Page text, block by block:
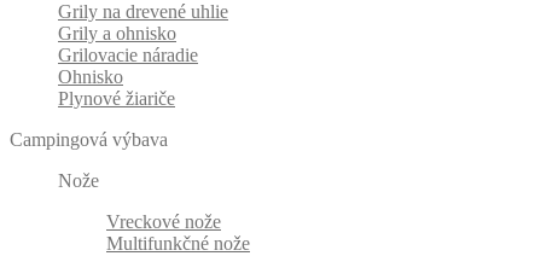
Grily na drevené uhlie
Grily a ohnisko
Grilovacie náradie
Ohnisko
Plynové žiariče
Campingová výbava
Nože
Vreckové nože
Multifunkčné nože